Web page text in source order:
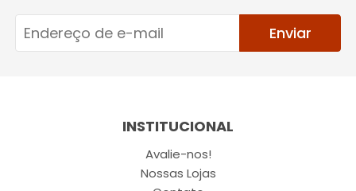
Enviar
INSTITUCIONAL
Avalie-nos!
Nossas Lojas